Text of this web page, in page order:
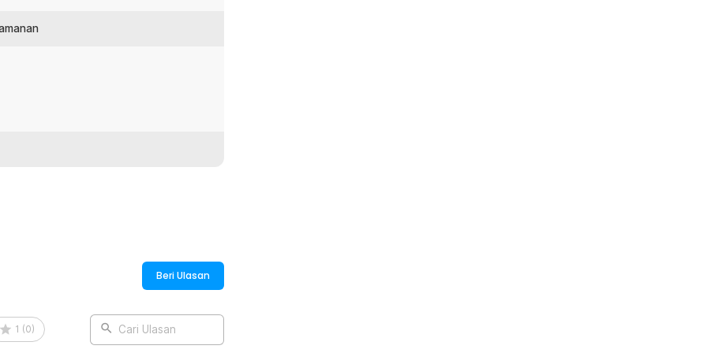
Charging - EF2
Beri Ulasan
1 (0) Cari Ulasan